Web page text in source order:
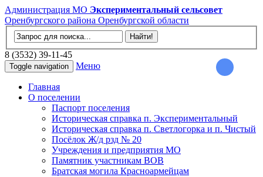
Администрация МО Экспериментальный сельсовет
Оренбургского района Оренбургской области
8 (3532) 39-11-45
Toggle navigation Меню
Главная
О поселении
Паспорт поселения
Историческая справка п. Экспериментальный
Историческая справка п. Светлогорка и п. Чистый
Посёлок Ж/д рзд № 20
Учреждения и предприятия МО
Памятник участникам ВОВ
Братская могила Красноармейцам